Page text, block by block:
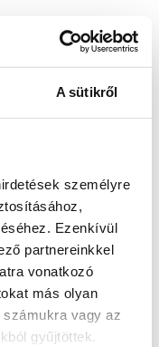
A sütikről
személyre
Ezenkívül
partnereinkkel
vonatkozó
más olyan
vagy az
gyűjtöttek.